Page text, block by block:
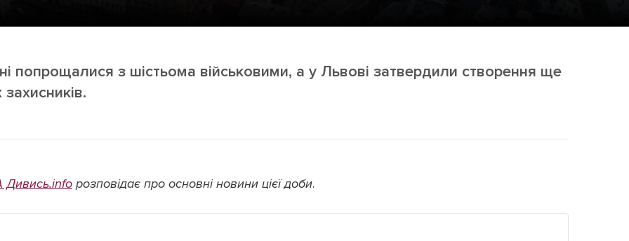
[email protected]
Реклама на сайті
попрощалися з шістьома військовими, а у Львові затвердили створення ще
Дивись.info розповідає про основні новини цієї доби.